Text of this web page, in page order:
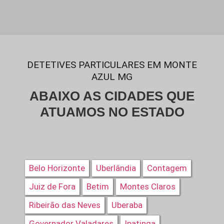
DETETIVES PARTICULARES EM MONTE
AZUL MG
ABAIXO AS CIDADES QUE
ATUAMOS NO ESTADO
Belo Horizonte Uberlândia
Contagem
Juiz de Fora
Betim
Montes Claros
Ribeirão das Neves
Uberaba